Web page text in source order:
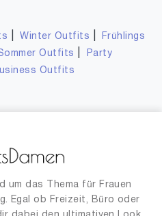
|Winter Outfits
Frühlings
Outfits
Party
Outfits
um das Thema für Frauen
Egal ob Freizeit, Büro oder